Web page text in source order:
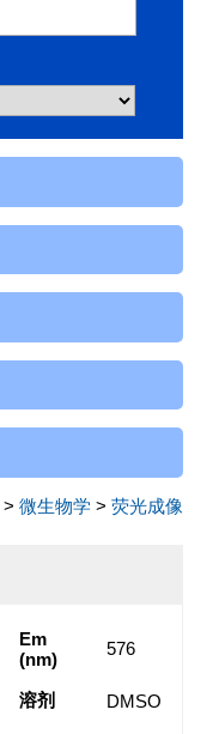
>微生物学 >荧光成像
Em
(nm)
576
溶剂 DMSO